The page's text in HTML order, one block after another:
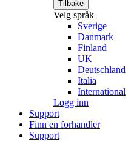
Tilbake
Velg språk
Sverige
Danmark
Finland
UK
Deutschland
Italia
International
Logg inn
Support
Finn en forhandler
Support